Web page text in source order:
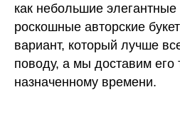
как небольшие элегантные
роскошные авторские
вариант, который лучше
поводу, а мы доставим его
назначенному времени.